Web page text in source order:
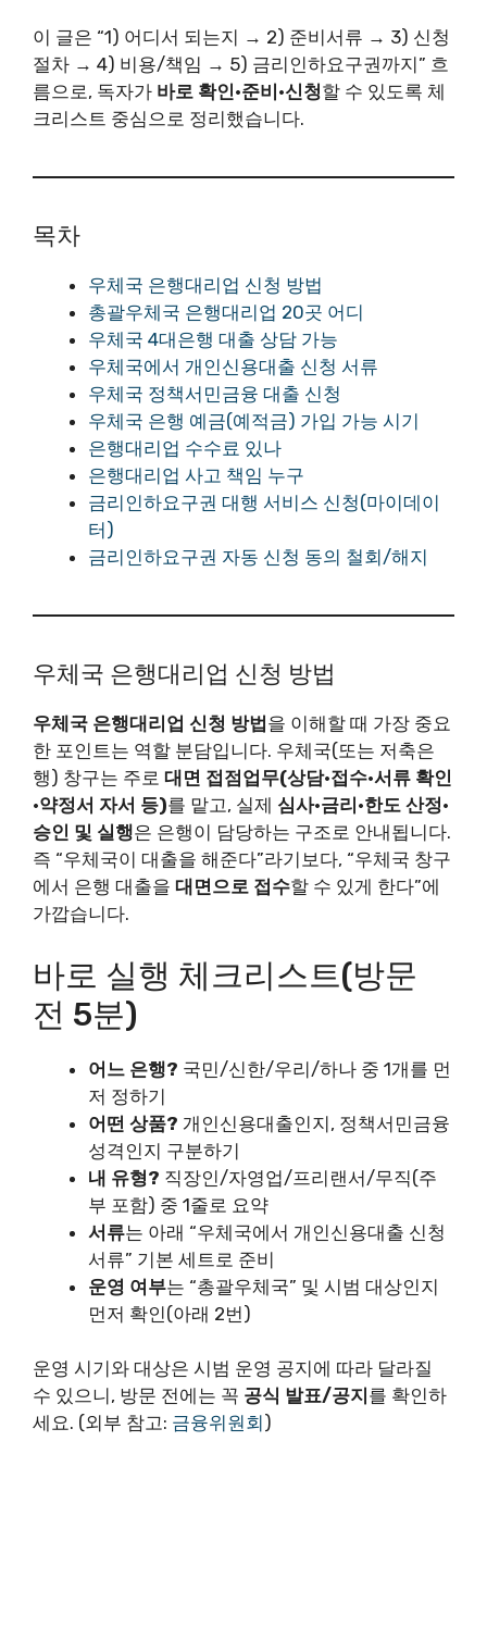
이 글은 “1) 어디서 되는지 → 2) 준비서류 → 3) 신청
절차 → 4) 비용/책임 → 5) 금리인하요구권까지” 흐
름으로, 독자가 바로 확인·준비·신청할 수 있도록 체
크리스트 중심으로 정리했습니다.
목차
우체국 은행대리업 신청 방법
총괄우체국 은행대리업 20곳 어디
우체국 4대은행 대출 상담 가능
우체국에서 개인신용대출 신청 서류
우체국 정책서민금융 대출 신청
우체국 은행 예금(예적금) 가입 가능 시기
은행대리업 수수료 있나
은행대리업 사고 책임 누구
금리인하요구권 대행 서비스 신청(마이데이
터)
금리인하요구권 자동 신청 동의 철회/해지
우체국 은행대리업 신청 방법
우체국 은행대리업 신청 방법 을 이해할 때 가장 중요
한 포인트는 역할 분담입니다. 우체국(또는 저축은
행) 창구는 주로 대면 접점업무(상담·접수·서류 확인
·약정서 자서 등)를 맡고, 실제 심사·금리·한도 산정·
승인 및 실행은 은행이 담당하는 구조로 안내됩니다.
즉 “우체국이 대출을 해준다”라기보다, “우체국 창구
에서 은행 대출을 대면으로 접수할 수 있게 한다”에
가깝습니다.
바로 실행 체크리스트(방문
전 5분)
어느 은행? 국민/신한/우리/하나 중 1개를 먼
저 정하기
어떤 상품? 개인신용대출인지, 정책서민금융
성격인지 구분하기
내 유형? 직장인/자영업/프리랜서/무직(주
부 포함) 중 1줄로 요약
서류는 아래 “우체국에서 개인신용대출 신청
서류” 기본 세트로 준비
운영 여부는 “총괄우체국” 및 시범 대상인지
먼저 확인(아래 2번)
운영 시기와 대상은 시범 운영 공지에 따라 달라질
수 있으니, 방문 전에는 꼭 공식 발표/공지 를 확인하
세요. (외부 참고: 금융위원회 )